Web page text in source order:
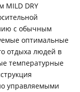
MILD DRY
с обычным
оптимальные
отдыха людей в
температурные
управляемыми